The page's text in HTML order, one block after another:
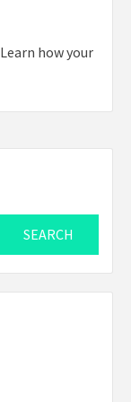
Learn how your